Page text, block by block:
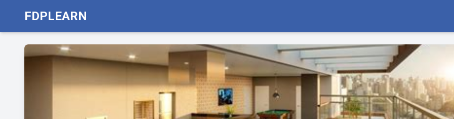
FDPLEARN